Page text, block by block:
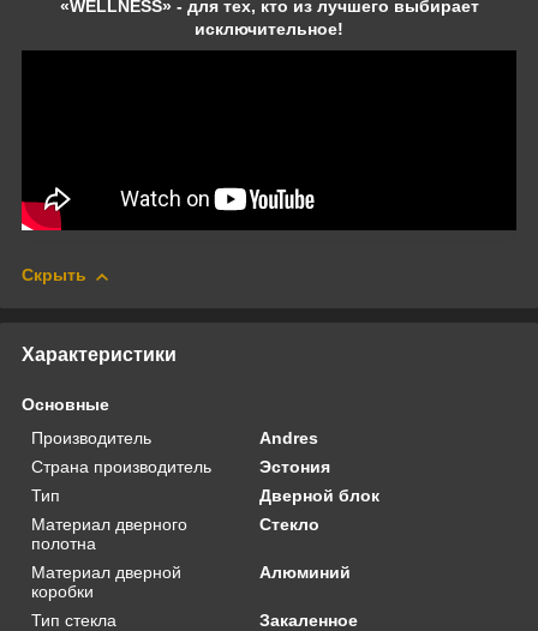
«WELLNESS» - для тех, кто из лучшего выбирает
исключительное!
Скрыть
Характеристики
Основные
Производитель
Andres
Страна производитель
Эстония
Тип
Дверной блок
Материал дверного
полотна
Стекло
Материал дверной
коробки
Алюминий
Тип стекла
Закаленное